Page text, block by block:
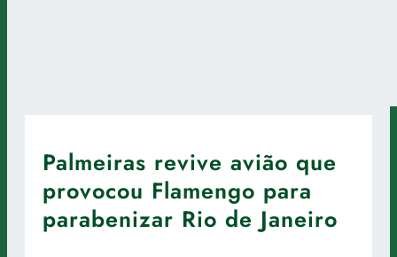
Palmeiras revive avião que
provocou Flamengo para
parabenizar Rio de Janeiro